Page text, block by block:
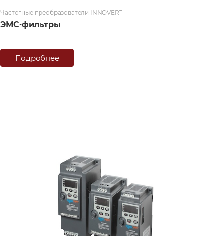
Частотные преобразователи INNOVERT
ЭМС-фильтры
Подробнее